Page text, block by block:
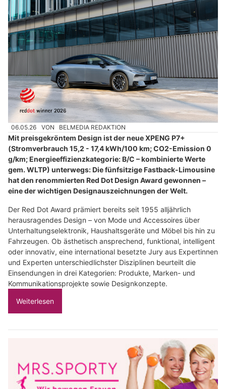
06.05.26 VON BELMEDIA REDAKTION
Mit preisgekröntem Design ist der neue XPENG P7+
(Stromverbrauch 15,2 - 17,4 kWh/100 km; CO2-Emission 0
g/km; Energieeffizienzkategorie: B/C – kombinierte Werte
gem. WLTP) unterwegs: Die fünfsitzige Fastback-Limousine
hat den renommierten Red Dot Design Award gewonnen –
eine der wichtigen Designauszeichnungen der Welt.
Der Red Dot Award prämiert bereits seit 1955 alljährlich
herausragendes Design – von Mode und Accessoires über
Unterhaltungselektronik, Haushaltsgeräte und Möbel bis hin zu
Fahrzeugen. Ob ästhetisch ansprechend, funktional, intelligent
oder innovativ, eine international besetzte Jury aus Expertinnen
und Experten unterschiedlichster Disziplinen beurteilt die
Einsendungen in drei Kategorien: Produkte, Marken- und
Kommunikationsprojekte sowie Designkonzepte.
Weiterlesen